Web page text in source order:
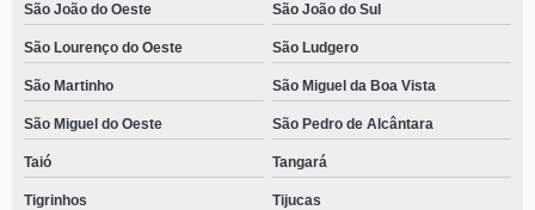
São João do Oeste São João do Sul
São Lourenço do Oeste São Ludgero
São Martinho São Miguel da Boa Vista
São Miguel do Oeste São Pedro de Alcântara
Taió Tangará
Tigrinhos Tijucas